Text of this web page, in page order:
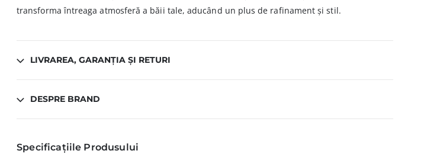
transforma întreaga atmosferă a băii tale, aducând un plus de rafinament și stil.
LIVRAREA, GARANȚIA ȘI RETURI
DESPRE BRAND
Specificațiile Produsului